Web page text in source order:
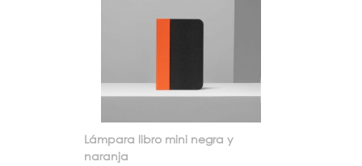
Lámpara libro mini negra y
naranja